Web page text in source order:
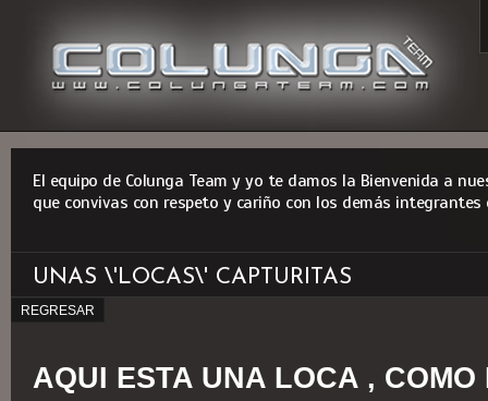
El equipo de Colunga Team y yo te damos la Bienvenida a
que convivas con respeto y cariño con los demás integrantes
UNAS \'LOCAS\' CAPTURITAS
REGRESAR
AQUI ESTA UNA LOCA , COMO